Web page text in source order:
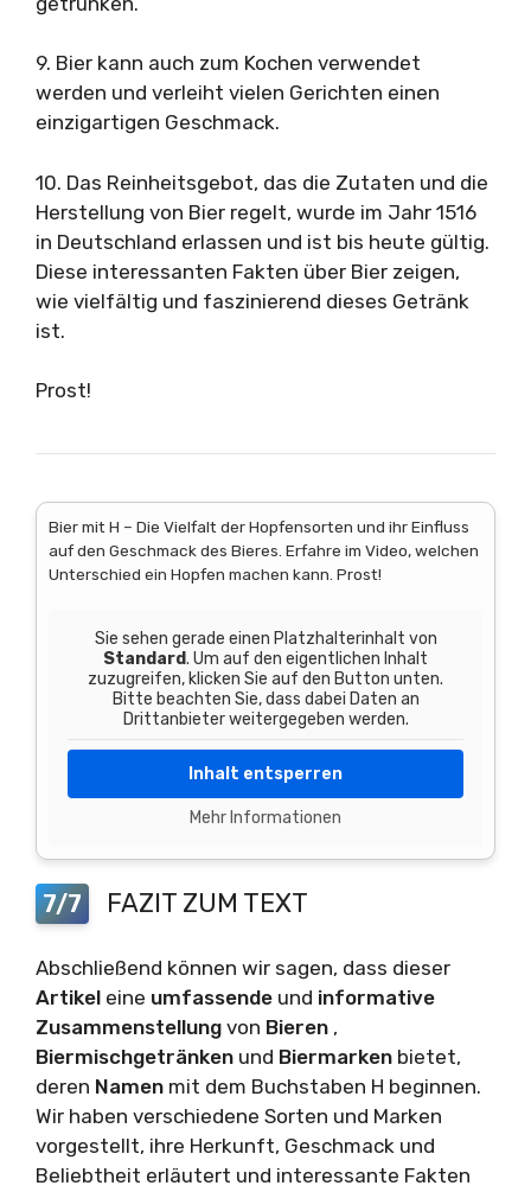
9. Bier kann auch zum Kochen verwendet
werden und verleiht vielen Gerichten einen
einzigartigen Geschmack.
10. Das Reinheitsgebot, das die Zutaten und die
Herstellung von Bier regelt, wurde im Jahr 1516
in Deutschland erlassen und ist bis heute gültig.
Diese interessanten Fakten über Bier zeigen,
wie vielfältig und faszinierend dieses Getränk
ist.
Prost!
Bier mit H – Die Vielfalt der Hopfensorten und ihr Einfluss
auf den Geschmack des Bieres. Erfahre im Video, welchen
Unterschied ein Hopfen machen kann. Prost!
Sie sehen gerade einen Platzhalterinhalt von
Standard. Um auf den eigentlichen Inhalt
zuzugreifen, klicken Sie auf den Button unten.
Bitte beachten Sie, dass dabei Daten an
Drittanbieter weitergegeben werden.
Inhalt entsperren
Mehr Informationen
7/7 FAZIT ZUM TEXT
Abschließend können wir sagen, dass dieser
Artikel eine umfassende und informative
Zusammenstellung von Bieren ,
Biermischgetränken und Biermarken bietet,
deren Namen mit dem Buchstaben H beginnen.
Wir haben verschiedene Sorten und Marken
vorgestellt, ihre Herkunft, Geschmack und
Beliebtheit erläutert und interessante Fakten